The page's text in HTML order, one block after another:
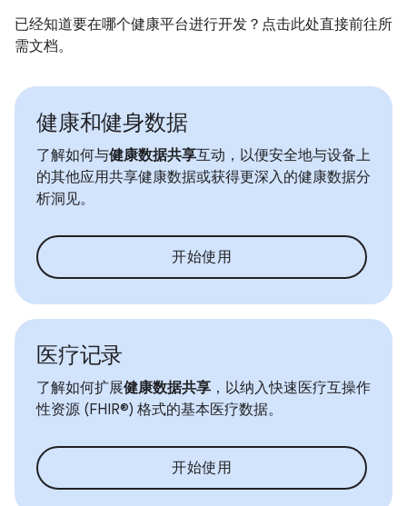
已经知道要在哪个健康平台进行开发？点击此处直接前往所
需文档。
健康和健身数据
了解如何与健康数据共享互动，以便安全地与设备上
的其他应用共享健康数据或获得更深入的健康数据分
析洞见。
开始使用
医疗记录
了解如何扩展健康数据共享 ，以纳入快速医疗互操作
性资源 (FHIR®) 格式的基本医疗数据。
开始使用